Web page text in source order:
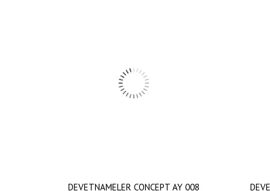
DEVETNAMELER CONCEPT AY 008